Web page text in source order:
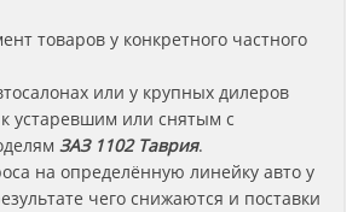
товаров у конкретного частного
или у крупных дилеров
устаревшим или снятым с
ЗАЗ1102 Таврия.
на определённую линейку авто у
чего снижаются и поставки